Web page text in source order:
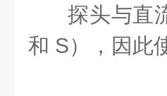
探头与直
和 S），因此